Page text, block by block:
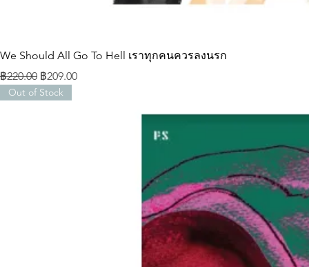
We Should All Go To Hell เราทุกคนควรลงนรก
ราคาปกติ
฿220.00 ราคาขายลด
฿209.00
Out of Stock